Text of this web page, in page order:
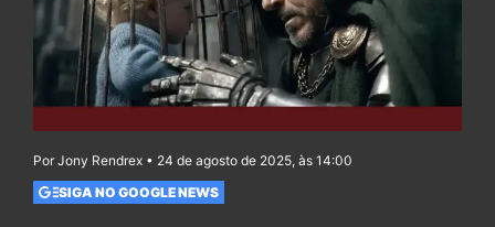
Por Jony Rendrex • 24 de agosto de 2025, às 14:00
SIGA NO GOOGLE NEWS